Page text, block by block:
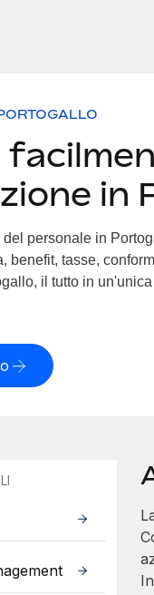
in
personale in
benefit, tasse,
il tutto in